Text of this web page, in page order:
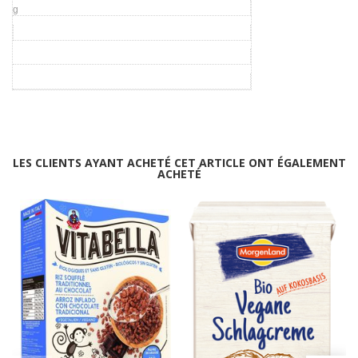
g
LES CLIENTS AYANT ACHETÉ CET ARTICLE ONT ÉGALEMENT
ACHETÉ